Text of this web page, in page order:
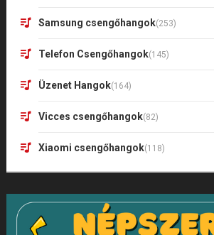
Samsung csengőhangok(253)
Telefon Csengőhangok(145)
Üzenet Hangok(164)
Vicces csengőhangok(82)
Xiaomi csengőhangok(118)